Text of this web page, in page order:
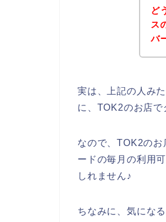
ど
ス
バ
実は、上記の人み
に、TOK2のお店で
なので、TOK2の
ードの毎月の利用
しれません♪
ちなみに、気にな